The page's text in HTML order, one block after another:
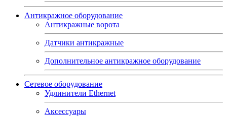
Антикражное оборудование
Антикражные ворота
Датчики антикражные
Дополнительное антикражное оборудование
Сетевое оборудование
Удлинители Ethernet
Аксессуары